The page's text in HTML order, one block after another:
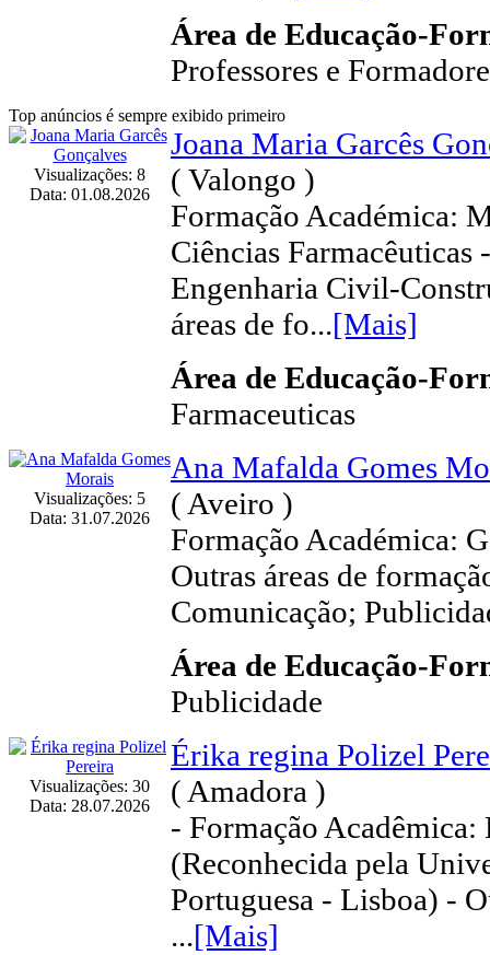
Área de Educação-
Professores e
Top anúncios é sempre exibido primeiro
Visualizações: 8
Data: 01.08.2026
Joana Maria Garcês
( Valongo )
Formação Académica:
Ciências
Engenharia Civil-
áreas de fo...[Mais]
Área de Educação-
Farmaceuticas
Visualizações: 5
Data: 31.07.2026
Ana Mafalda Gomes
( Aveiro )
Formação Académica:
Outras áreas de
Comunicação;
Área de Educação-
Publicidade
Visualizações: 30
Data: 28.07.2026
Érika regina Polizel
( Amadora )
- Formação
(Reconhecida pela
Portuguesa - Lisboa) -
...[Mais]